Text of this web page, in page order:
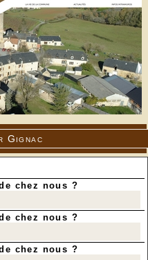
Gignac
chez nous ?
chez nous ?
chez nous ?